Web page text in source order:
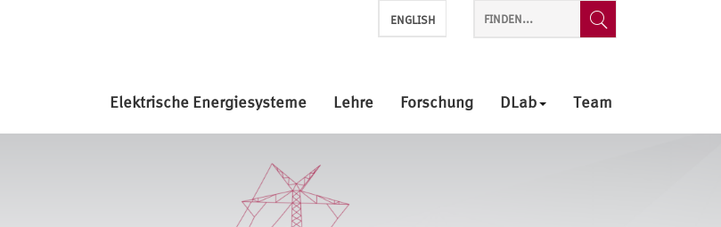
ENGLISH
Elektrische Energiesysteme Lehre Forschung DLab Team